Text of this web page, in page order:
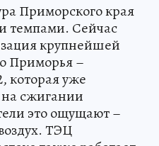
Приморского края
темпами. Сейчас
крупнейшей
Приморья –
которая уже
на сжигании
это ощущают –
ТЭЦ